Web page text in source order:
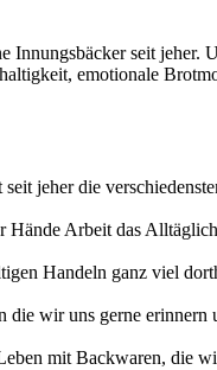
seit jeher.
emotionale
jeher die
Arbeit das
Handeln ganz viel
wir uns gerne
mit Backwaren, die